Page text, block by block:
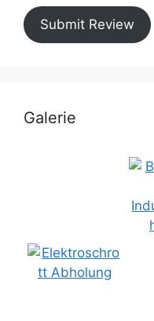
Submit Review
Galerie